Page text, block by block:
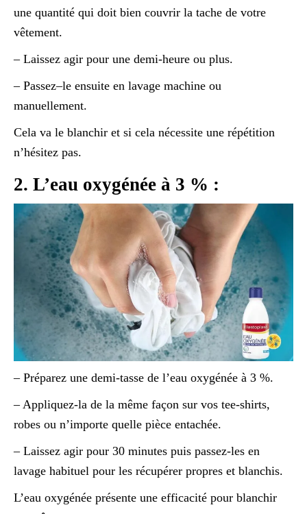
une quantité qui doit bien couvrir la tache de votre
vêtement.
– Laissez agir pour une demi-heure ou plus.
– Passez–le ensuite en lavage machine ou
manuellement.
Cela va le blanchir et si cela nécessite une répétition
n’hésitez pas.
2. L’eau oxygénée à 3 % :
– Préparez une demi-tasse de l’eau oxygénée à 3 %.
– Appliquez-la de la même façon sur vos tee-shirts,
robes ou n’importe quelle pièce entachée.
– Laissez agir pour 30 minutes puis passez-les en
lavage habituel pour les récupérer propres et blanchis.
L’eau oxygénée présente une efficacité pour blanchir